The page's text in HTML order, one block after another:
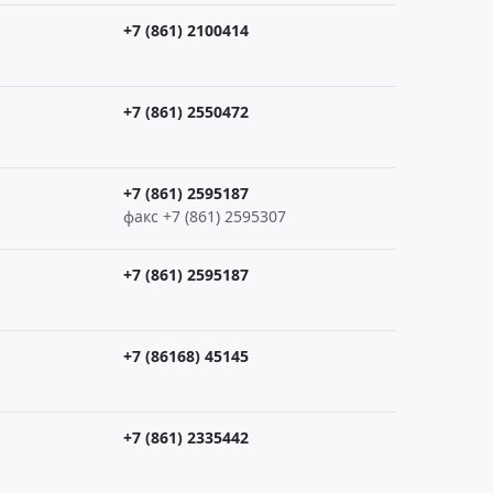
+7 (861) 2100414
+7 (861) 2550472
+7 (861) 2595187
факс +7 (861) 2595307
+7 (861) 2595187
+7 (86168) 45145
+7 (861) 2335442